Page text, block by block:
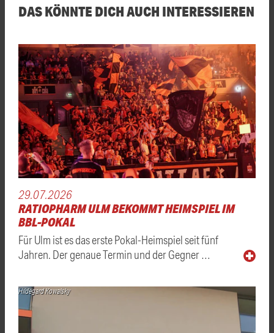
DAS KÖNNTE DICH AUCH INTERESSIEREN
29.07.2026
RATIOPHARM ULM BEKOMMT HEIMSPIEL IM
BBL-POKAL
Für Ulm ist es das erste Pokal-Heimspiel seit fünf
Jahren. Der genaue Termin und der Gegner …
Hildegard Kowalsky